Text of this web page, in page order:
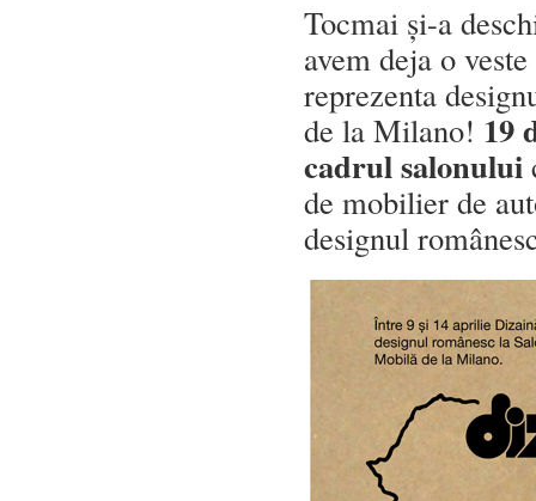
Tocmai și-a
avem deja o
reprezenta
de la Milano! 19
cadrul salonului
de mobilier de
designul